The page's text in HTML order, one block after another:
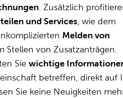
. Zusätzlich
und Services, wie dem
Melden von
Stellen von Zusatzanträgen.
Sie wichtige
betreffen, direkt auf
Sie keine Neuigkeiten